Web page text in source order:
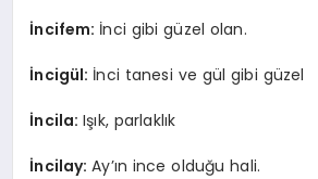
İncifem: İnci gibi güzel olan.
İncigül: İnci tanesi ve gül gibi güzel
İncila:Işık, parlaklık
İncilay:Ay’ın ince olduğu hali.